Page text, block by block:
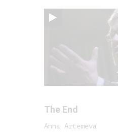
The End
Anna Artemeva